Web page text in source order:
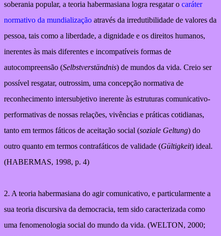
soberania popular, a teoria habermasiana logra resgatar o caráter
normativo da mundialização através da irredutibilidade de valores da
pessoa, tais como a liberdade, a dignidade e os direitos humanos,
inerentes às mais diferentes e incompatíveis formas de
autocompreensão (Selbstverständnis) de mundos da vida. Creio ser
possível resgatar, outrossim, uma concepção normativa de
reconhecimento intersubjetivo inerente às estruturas comunicativo-
performativas de nossas relações, vivências e práticas cotidianas,
tanto em termos fáticos de aceitação social (soziale Geltung) do
outro quanto em termos contrafáticos de validade (Gültigkeit) ideal.
(HABERMAS, 1998, p. 4)
2. A teoria habermasiana do agir comunicativo, e particularmente a
sua teoria discursiva da democracia, tem sido caracterizada como
uma fenomenologia social do mundo da vida. (WELTON, 2000;